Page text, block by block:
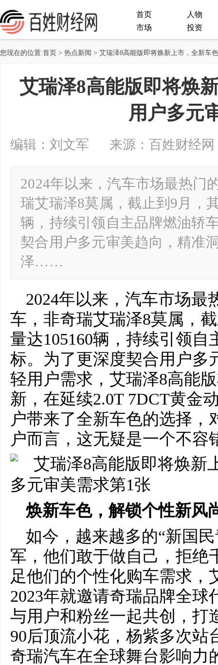
首页
人物
市场
投资
您现在的位置:首页 > 热点新闻 > 艾瑞泽8高能版即将焕新上市，全新车
艾瑞泽8高能版即将焕
用户多元
编辑：刘文军 来源：百姓财经网
2024年以来，汽车市场最热门
瑞艾瑞泽8莫属，截止到9月，
辆，持续引领自主品牌燃油轿
契合用户多元审美趋向，精准
泽……
2024年以来，汽车市场最
车，非奇瑞艾瑞泽8莫属，
量达105160辆，持续引领
标。为了更深度契合用户多
轻用户需求，艾瑞泽8高能
新，在延续2.0T 7DCT黄金
户带来了全新车色的选择，
户而言，这无疑是一个不容
焕新车色，解锁个性新风
如今，越来越多的“新国
军，他们敢于做自己，拒绝
足他们的个性化购车需求，
2023年就邀请奇瑞品牌全
与用户和粉丝一起共创，打
90后顶流小花，杨紫多次站
奇瑞汽车在全球舞台影响力